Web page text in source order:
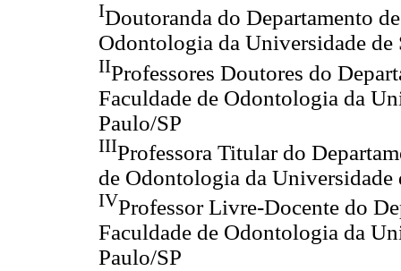
IDoutoranda do Departamento
Odontologia da Universidade de
IIProfessores Doutores do
Faculdade de Odontologia da
Paulo/SP
IIIProfessora Titular do
de Odontologia da Universidade
IVProfessor Livre-Docente do
Faculdade de Odontologia da
Paulo/SP